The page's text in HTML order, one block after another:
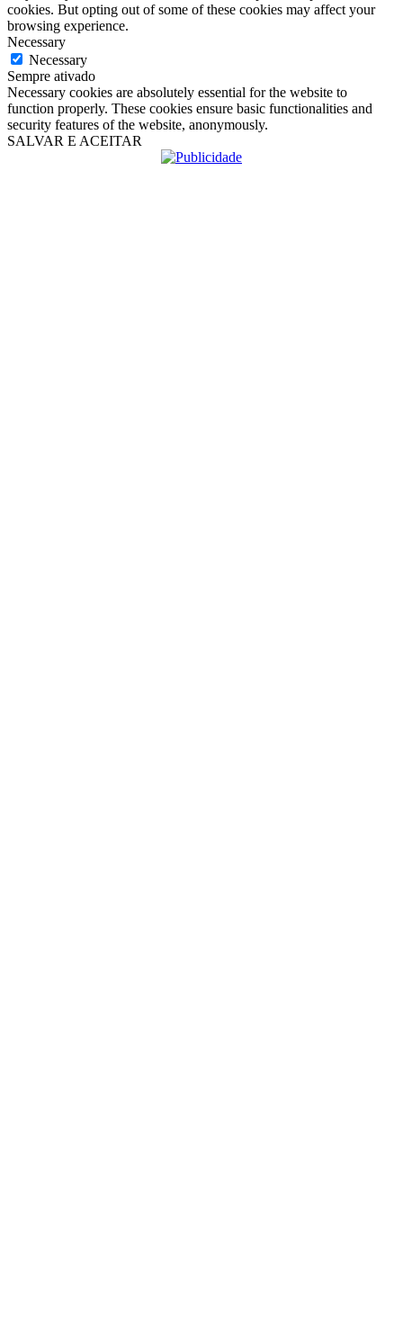
cookies. But opting out of some of these cookies may affect your
browsing experience.
Necessary
Necessary
Sempre ativado
Necessary cookies are absolutely essential for the website to
function properly. These cookies ensure basic functionalities and
security features of the website, anonymously.
SALVAR E ACEITAR